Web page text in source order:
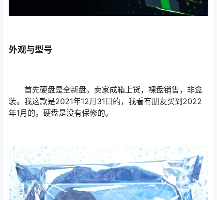
外观与型号
首先硬盘是全新盘。卖家成箱上货，裸盘销售，非盒
装。我这款是2021年12月31日的，我看有朋友买到2022
年1月的。硬盘是没有保修的。